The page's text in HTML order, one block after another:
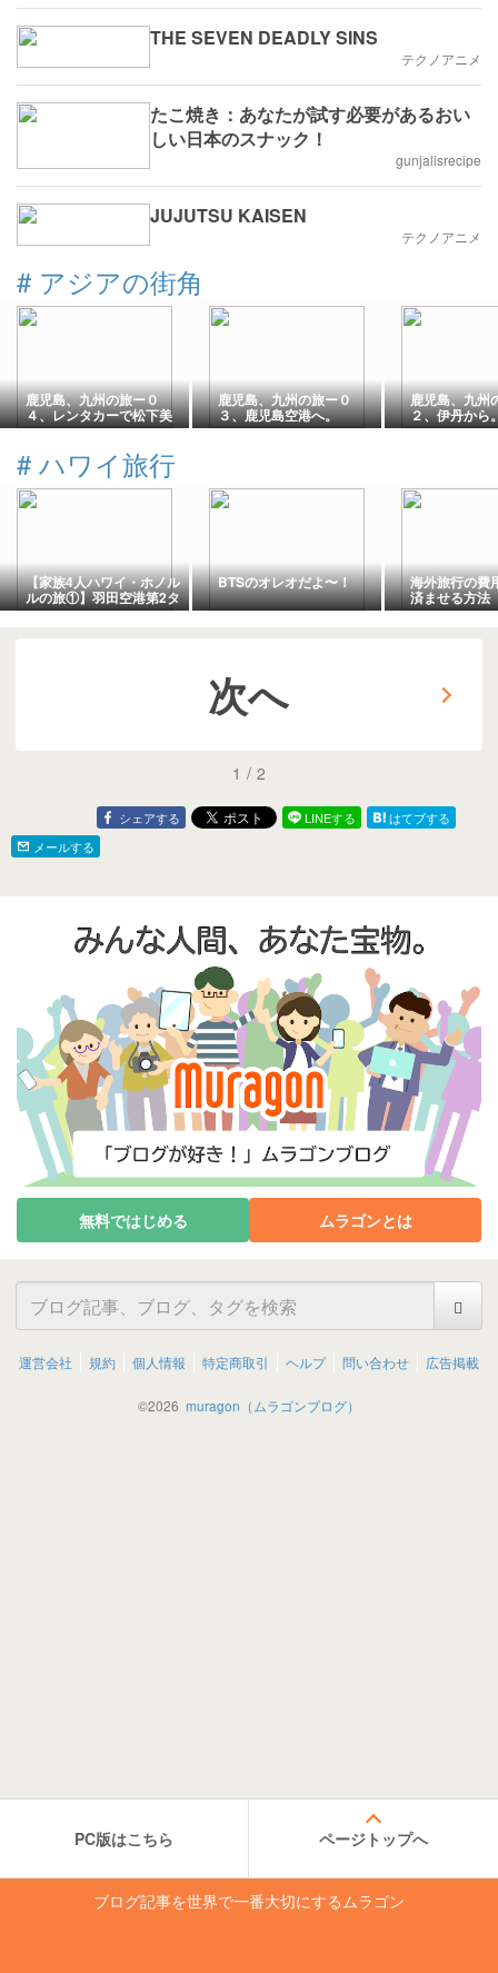
THE SEVEN DEADLY SINS
テクノアニメ
たこ焼き：あなたが試す必要があるおい
しい日本のスナック！
gunjalisrecipe
JUJUTSU KAISEN
テクノアニメ
# アジアの街角
鹿児島、九州の旅ー０
４、レンタカーで松下美
術館へ。
鹿児島、九州の旅ー０
３、鹿児島空港へ。
鹿児島、九州
２、伊丹から
# ハワイ旅行
【家族4人ハワイ・ホノル
ルの旅①】羽田空港第2タ
ーミナル国際線＆ANAホ
ノルル便の機内食と機内
での過ごし方
BTSのオレオだよ〜！ 海外旅行の費
済ませる方法
次へ
1 / 2
シェアする LINEする
はてブする
メールする
無料ではじめる ムラゴンとは
運営会社 規約 個人情報 特定商取引 ヘルプ 問い合わせ 広告掲載
©2026 muragon（ムラゴンブログ）
PC版はこちら ページトップへ
ブログ記事を世界で一番大切にするムラゴン